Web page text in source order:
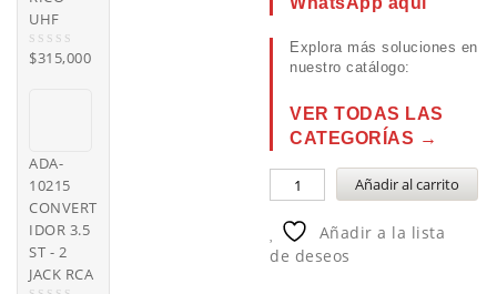
Explora más soluciones en
nuestro catálogo:
VER TODAS LAS
CATEGORÍAS →
Añadir al carrito
Añadir a la lista
de deseos
UHF
0
$315,000
ADA-
10215
CONVERT
IDOR 3.5
ST - 2
JACK RCA